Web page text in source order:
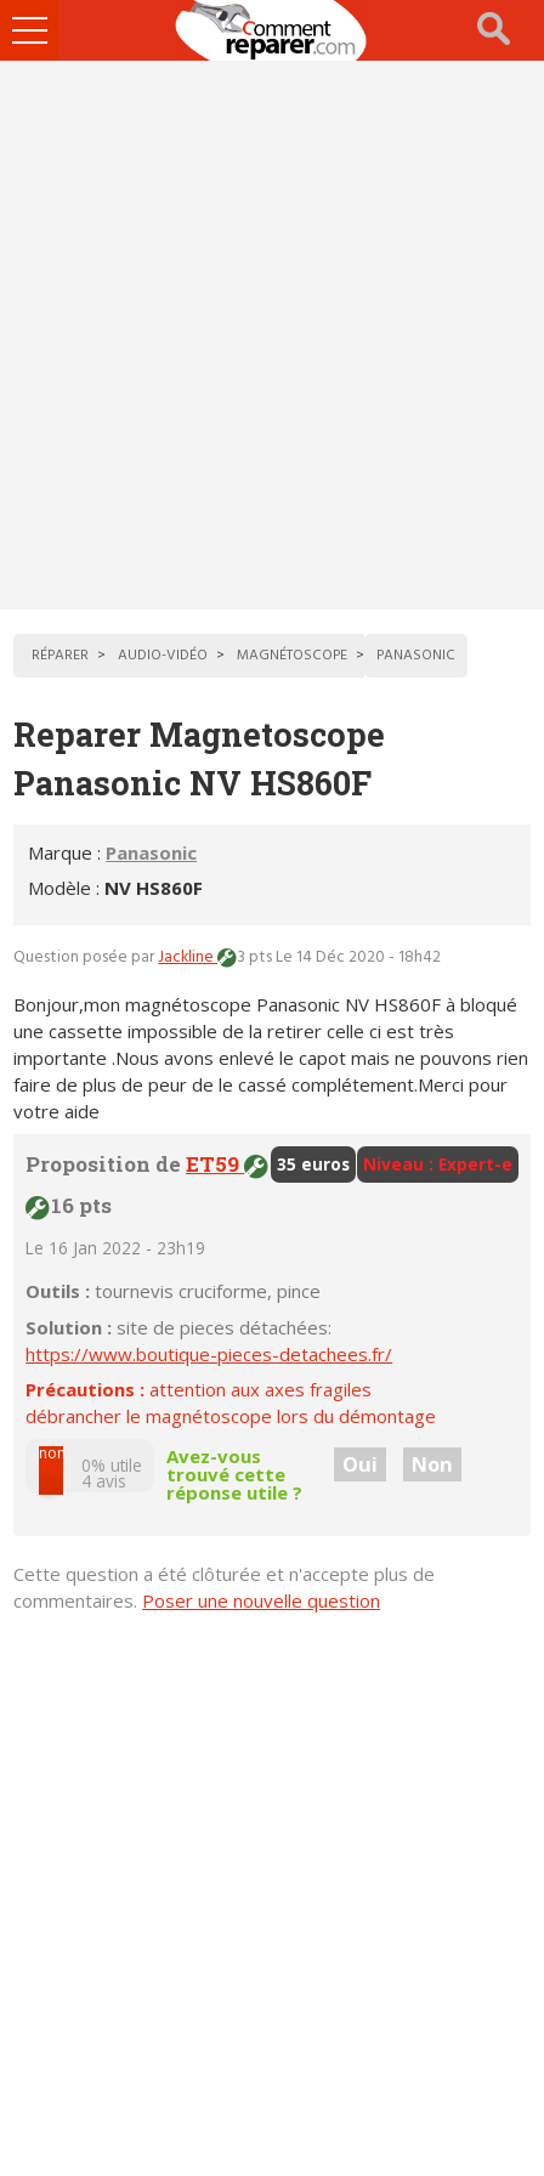
Ouvrir
le
RÉPARER AUDIO-VIDÉO MAGNÉTOSCOPE PANASONIC
Reparer Magnetoscope
Panasonic NV HS860F
Marque : Panasonic
Modèle : NV HS860F
Question posée parJackline 3 ptsLe 14 Déc 2020 - 18h42
Bonjour,mon magnétoscope Panasonic NV HS860F à bloqué
une cassette impossible de la retirer celle ci est très
importante .Nous avons enlevé le capot mais ne pouvons rien
faire de plus de peur de le cassé complétement.Merci pour
votre aide
Niveau : Expert-e
35 euros
Proposition deET59
16 pts
Le 16 Jan 2022 - 23h19
Outils :tournevis cruciforme, pince
Solution : site de pieces détachées:
https://www.boutique-pieces-detachees.fr/
Précautions :attention aux axes fragiles
débrancher le magnétoscope lors du démontage
non
0% utile
4 avis
Avez-vous
trouvé cette
réponse utile ?
Oui Non
Cette question a été clôturée et n'accepte plus de
commentaires. Poser une nouvelle question